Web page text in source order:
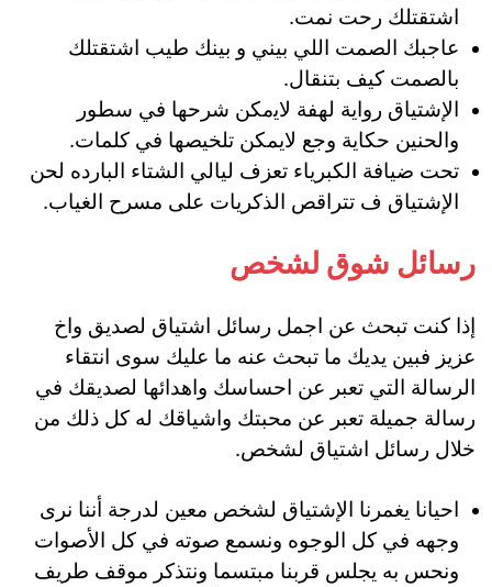
اشتقتلك رحت نمت.
عاجبك الصمت اللي بيني و بينك طيب اشتقتلك
بالصمت كيف بتنقال.
الإشتياق رواية لهفة لاﻳمكن شرحها في سطور
والحنين حكاية وجع لايمكن تلخيصها في كلمات.
تحت ضيافة الكبرياء تعزف ليالي الشتاء البارده لحن
الإشتياق ف تتراقص الذكريات على مسرح الغياب.
رسائل شوق لشخص
إذا كنت تبحث عن اجمل رسائل اشتياق لصديق واخ
عزيز فبين يديك ما تبحث عنه ما عليك سوى انتقاء
الرسالة التي تعبر عن احساسك واهدائها لصديقك في
رسالة جميلة تعبر عن محبتك واشياقك له كل ذلك من
خلال رسائل اشتياق لشخص.
احيانا يغمرنا الإشتياق لشخص معين لدرجة أننا نرى
وجهه في كل الوجوه ونسمع صوته في كل الأصوات
ونحس به يجلس قربنا مبتسما ونتذكر موقف طريف